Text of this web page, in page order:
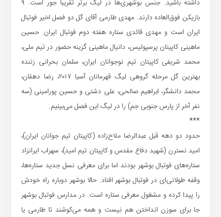
داشته باشید. جنس بوشهری‌ها در لیگ برتر تقریباً جور است. ۹
بازیکن فوق‌‌العاده دارند. مهدی طارمی آقای گل دو فصل اخیر فوتبال
ایران است و مهدی قائدی ستاره هفته دوم فوتبال ایران. حسین
ماهینی کاپیتان پرسپولیس، دانیال ماهینی گزینه حضور در تیم ملی،
محمد شریفی کاپیتان تیم نوجوانان ایران، سلمان بحرانی زننده
بهترین گل مرحله گروهی لیگ قهرمانان آسیا ۲۰۱۷، رضا دهقان،
محمد دانشگر، ابراهیم صالحی، علی دشتی و حسین پورامینی (سه
نفر آخر از پارس جنوبی جم) را در لیگ این فصل می‌بینیم.
***
حدود دو دهه قبل عبدالرضا ملاح‌‌زاده (کاپیتان تیم جوانان ایران)،
امید نسترن (شهید دفاع مقدس و کاپیتان تیم امید)، سهراب ایران‎زاد
ستاره‌های فوتبال بوشهر بودند اما برای معرفی نسل جدید ستاره‌ها،
وقفه طولانی‌ای در فوتبال بوشهر افتاد. حالا بوشهر دوباره راه خودش
را پیدا کرده و مشغول معرفی ستاره است. در مدارس فوتبال بوشهر
جا برای سوزن انداختن هم نیست و همه می‌کوشند تا طارمی یا